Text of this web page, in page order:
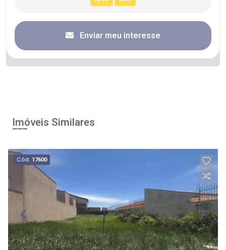
Enviar meu interesse
Imóveis Similares
Cód. 17600